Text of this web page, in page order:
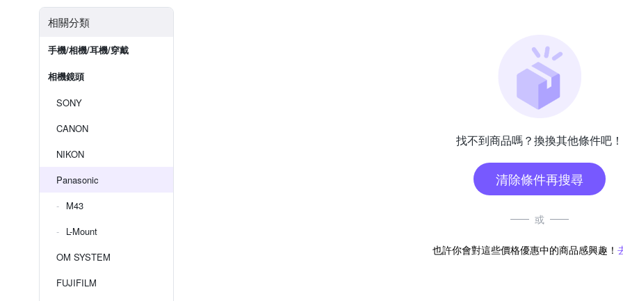
相關分類
手機/相機/耳機/穿戴
相機鏡頭
SONY
CANON
NIKON
Panasonic
M43
L-Mount
OM SYSTEM
FUJIFILM
找不到商品嗎？換換其他條件吧！
清除條件再搜尋
或
也許你會對這些價格優惠中的商品感興趣！